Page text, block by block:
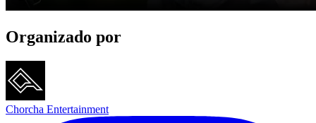
Organizado por
Chorcha Entertainment